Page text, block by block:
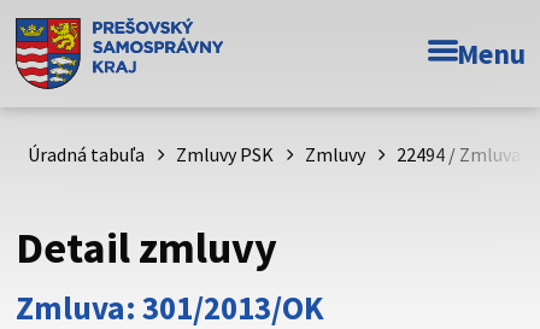
Doména psk.sk je oficiálna
Toto je oficiálna webová stránka Prešovského
psk.sk.
Buďte pozorní a vždy sa uistite, že zdieľate informácie iba
cez zabezpečenú webovú stránku. Zabezpečená stránka
vždy začína https:// pred názvom domény webového sídla.
Menu
Úradná tabuľa Zmluvy PSK Zmluvy 22494 / Zmluva
Detail zmluvy
Zmluva: 301/2013/OK